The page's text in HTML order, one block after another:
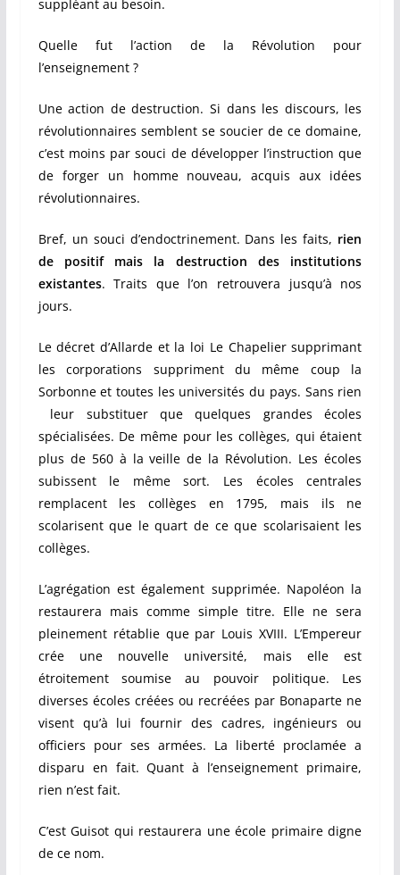
suppléant au besoin.
Quelle fut l’action de la Révolution pour
l’enseignement ?
Une action de destruction. Si dans les discours, les
révolutionnaires semblent se soucier de ce domaine,
c’est moins par souci de développer l’instruction que
de forger un homme nouveau, acquis aux idées
révolutionnaires.
Bref, un souci d’endoctrinement. Dans les faits, rien
de positif mais la destruction des institutions
existantes. Traits que l’on retrouvera jusqu’à nos
jours.
Le décret d’Allarde et la loi Le Chapelier supprimant
les corporations suppriment du même coup la
Sorbonne et toutes les universités du pays. Sans rien
leur substituer que quelques grandes écoles
spécialisées. De même pour les collèges, qui étaient
plus de 560 à la veille de la Révolution. Les écoles
subissent le même sort. Les écoles centrales
remplacent les collèges en 1795, mais ils ne
scolarisent que le quart de ce que scolarisaient les
collèges.
L’agrégation est également supprimée. Napoléon la
restaurera mais comme simple titre. Elle ne sera
pleinement rétablie que par Louis XVIII. L’Empereur
crée une nouvelle université, mais elle est
étroitement soumise au pouvoir politique. Les
diverses écoles créées ou recréées par Bonaparte ne
visent qu’à lui fournir des cadres, ingénieurs ou
officiers pour ses armées. La liberté proclamée a
disparu en fait. Quant à l’enseignement primaire,
rien n’est fait.
C’est Guisot qui restaurera une école primaire digne
de ce nom.